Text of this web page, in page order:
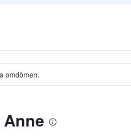
omdömen.